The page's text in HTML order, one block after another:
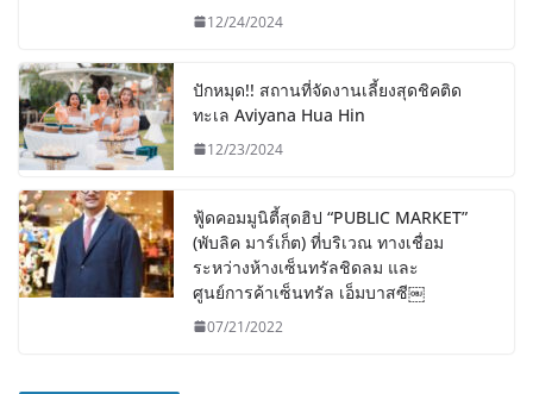
12/24/2024
ปักหมุด!! สถานที่จัดงานเลี้ยงสุดชิคติด
ทะเล Aviyana Hua Hin
12/23/2024
ฟู้ดคอมมูนิตี้สุดฮิป “PUBLIC MARKET”
(พับลิค มาร์เก็ต) ที่บริเวณ ทางเชื่อม
ระหว่างห้างเซ็นทรัลชิดลม และ
ศูนย์การค้าเซ็นทรัล เอ็มบาสซี￼
07/21/2022